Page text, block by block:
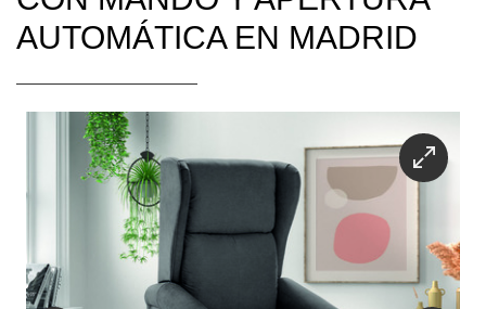
AUTOMÁTICA EN MADRID